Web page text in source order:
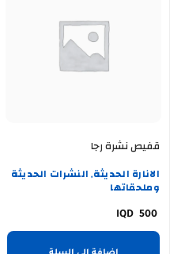
قفيص نشرة رجا
الانارة الحديثة, النشرات الحديثة
وملحقاتها
500